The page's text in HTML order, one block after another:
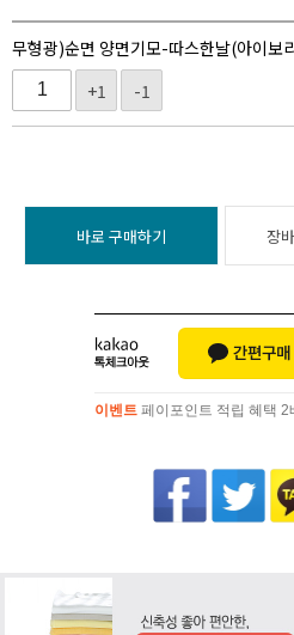
무형광)순면 양면기모-따스한날(아이보
+1
-1
바로 구매하기 장
이벤트 페이포인트 적립 혜택 2